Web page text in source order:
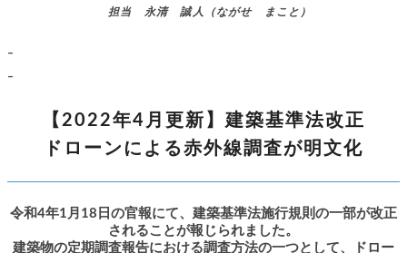
担当 永清 誠人（ながせ まこと）
–
–
【2022年4月更新】建築基準法改正
ドローンによる赤外線調査が明文化
令和4年1月18日の官報にて、建築基準法施行規則の一部が改正
されることが報じられました。
建築物の定期調査報告における調査方法の一つとして、ドロー